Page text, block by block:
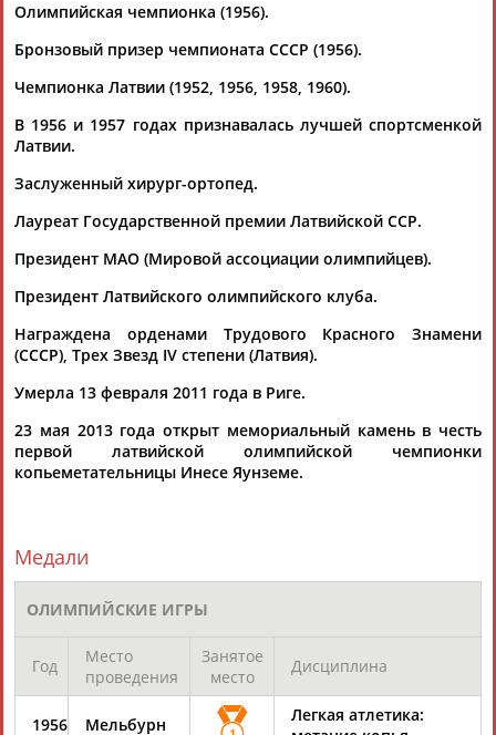
Флюра
БУЛАТОВА
АББЯСОВА
АБДИКАРИМОВА
Каримжан
АБДРАХМАНОВ
Аделя
АБДРАХМАНОВА
Андрей
АБДУВАЛИЕВ
Герман
АБДУЛАЕВ
АБДУЛАЕВ
Камалудин
Абдула
Магомед
Назир
Олимпийская чемпионка (1956).
Бронзовый призер чемпионата СССР (1956).
Чемпионка Латвии (1952, 1956, 1958, 1960).
В 1956 и 1957 годах признавалась лучшей спортсменкой
Латвии.
Заслуженный хирург-ортопед.
Лауреат Государственной премии Латвийской ССР.
Президент МАО (Мировой ассоциации олимпийцев).
Президент Латвийского олимпийского клуба.
Награждена орденами Трудового Красного Знамени
(СССР), Трех Звезд IV степени (Латвия).
Умерла 13 февраля 2011 года в Риге.
23 мая 2013 года открыт мемориальный камень в честь
первой латвийской олимпийской чемпионки
копьеметательницы Инесе Яунземе.
Медали
ОЛИМПИЙСКИЕ ИГРЫ
Год
Место
проведения
Занятое
место
Дисциплина
1956 Мельбурн
Легкая атлетика: